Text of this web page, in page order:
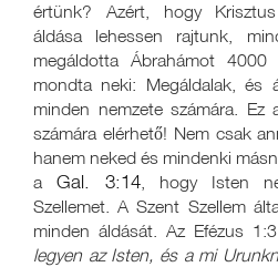
értünk? Azért, hogy
áldása lehessen rajtunk,
megáldotta Ábrahámot
mondta neki: Megáldalak, és
minden nemzete számára. Ez
számára elérhető! Nem csak
hanem neked és mindenki
a Gal. 3:14, hogy Isten
Szellemet. A Szent Szellem
minden áldását. Az Efézus
legyen az Isten, és a mi